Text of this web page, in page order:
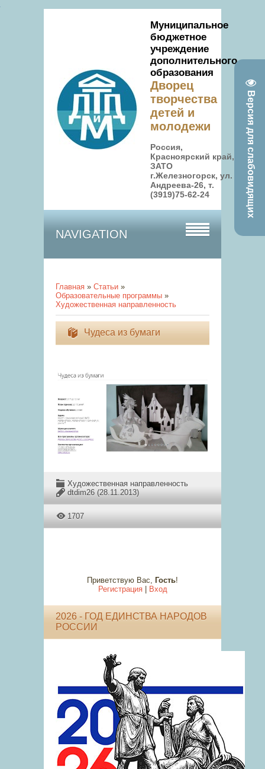
Версия для слабовидящих
Муниципальное
бюджетное
учреждение
дополнительного
образования
Дворец
творчества
детей и
молодежи
Россия,
Красноярский край,
ЗАТО
г.Железногорск, ул.
Андреева-26, т.
(3919)75-62-24
NAVIGATION
Главная » Статьи »
Образовательные программы »
Художественная направленность
Чудеса из бумаги
Художественная направленность
dtdim26 (28.11.2013)
1707
Приветствую Вас, Гость!
Регистрация| Вход
2026 - ГОД ЕДИНСТВА НАРОДОВ
РОССИИ